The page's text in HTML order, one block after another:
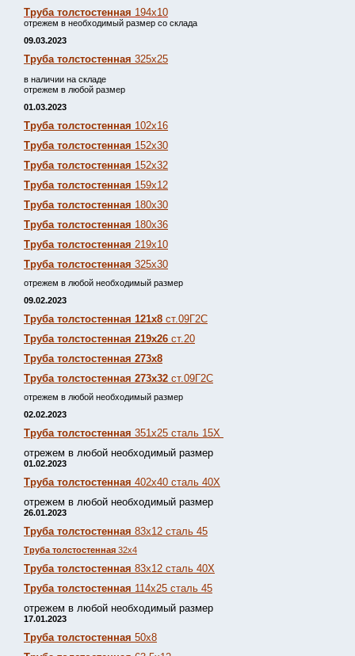
Труба толстостенная 194х10
отрежем в необходимый размер со склада
09.03.2023
Труба толстостенная 325х25
в наличии на складе
отрежем в любой размер
01.03.2023
Труба толстостенная 102х16
Труба толстостенная 152х30
Труба толстостенная 152х32
Труба толстостенная 159х12
Труба толстостенная 180х30
Труба толстостенная 180х36
Труба толстостенная 219х10
Труба толстостенная 325х30
отрежем в любой необходимый размер
09.02.2023
Труба толстостенная 121х8 ст.09Г2С
Труба толстостенная 219х26 ст.20
Труба толстостенная 273х8
Труба толстостенная 273х32 ст.09Г2С
отрежем в любой необходимый размер
02.02.2023
Труба толстостенная 351х25 сталь 15Х
отрежем в любой необходимый размер
01.02.2023
Труба толстостенная 402х40 сталь 40Х
отрежем в любой необходимый размер
26.01.2023
Труба толстостенная 83х12 сталь 45
Труба толстостенная 32х4
Труба толстостенная 83х12 сталь 40Х
Труба толстостенная 114х25 сталь 45
отрежем в любой необходимый размер
17.01.2023
Труба толстостенная 50х8